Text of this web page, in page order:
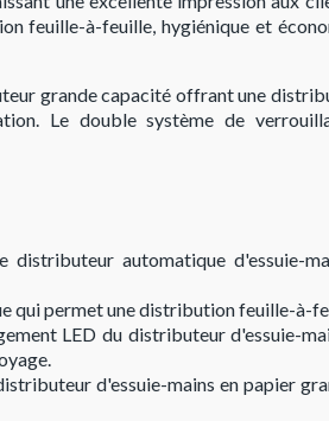
feuille-à-feuille, hygiénique et
grande capacité offrant une
Le double système de
automatique d'essuie-
qui permet une distribution feuille-à-
LED du distributeur d'essuie-
d'essuie-mains en papier